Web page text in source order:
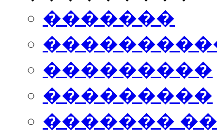
�������
���������
���������
�������